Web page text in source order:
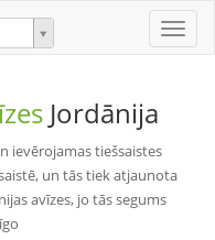
Toggle
Jordānija
ievērojamas tiešsaistes
un tās tiek atjaunota
avīzes, jo tās segums